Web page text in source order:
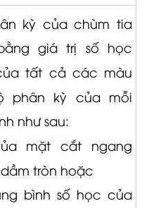
kỳ của chùm tia
giá trị số học
tất cả các màu
phân kỳ của mỗi
như sau:
mặt cắt ngang
tròn hoặc
bình số học của